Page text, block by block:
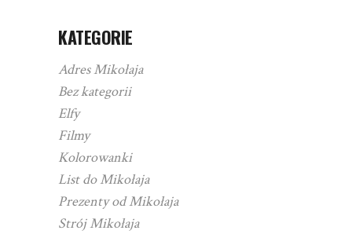
KATEGORIE
Adres Mikołaja
Bez kategorii
Elfy
Filmy
Kolorowanki
List do Mikołaja
Prezenty od Mikołaja
Strój Mikołaja